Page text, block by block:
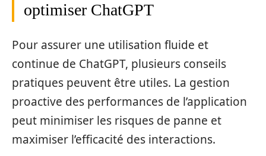
optimiser ChatGPT
Pour assurer une utilisation fluide et
continue de ChatGPT, plusieurs conseils
pratiques peuvent être utiles. La gestion
proactive des performances de l’application
peut minimiser les risques de panne et
maximiser l’efficacité des interactions.